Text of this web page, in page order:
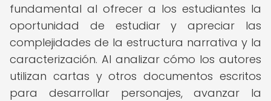
fundamental al ofrecer a los estudiantes la
oportunidad de estudiar y apreciar las
complejidades de la estructura narrativa y la
caracterización. Al analizar cómo los autores
utilizan cartas y otros documentos escritos
para desarrollar personajes, avanzar la